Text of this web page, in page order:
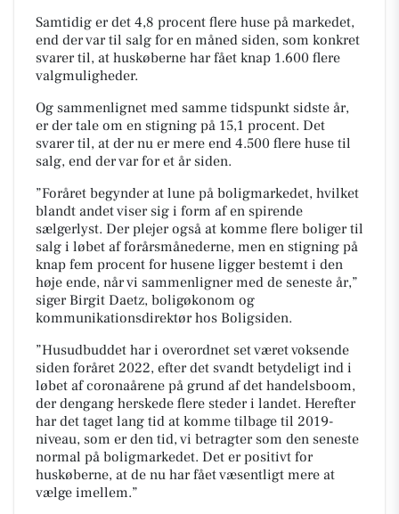
Samtidig er det 4,8 procent flere huse på markedet,
end der var til salg for en måned siden, som konkret
svarer til, at huskøberne har fået knap 1.600 flere
valgmuligheder.
Og sammenlignet med samme tidspunkt sidste år,
er der tale om en stigning på 15,1 procent. Det
svarer til, at der nu er mere end 4.500 flere huse til
salg, end der var for et år siden.
”Foråret begynder at lune på boligmarkedet, hvilket
blandt andet viser sig i form af en spirende
sælgerlyst. Der plejer også at komme flere boliger til
salg i løbet af forårsmånederne, men en stigning på
knap fem procent for husene ligger bestemt i den
høje ende, når vi sammenligner med de seneste år,”
siger Birgit Daetz, boligøkonom og
kommunikationsdirektør hos Boligsiden.
”Husudbuddet har i overordnet set været voksende
siden foråret 2022, efter det svandt betydeligt ind i
løbet af coronaårene på grund af det handelsboom,
der dengang herskede flere steder i landet. Herefter
har det taget lang tid at komme tilbage til 2019-
niveau, som er den tid, vi betragter som den seneste
normal på boligmarkedet. Det er positivt for
huskøberne, at de nu har fået væsentligt mere at
vælge imellem.”